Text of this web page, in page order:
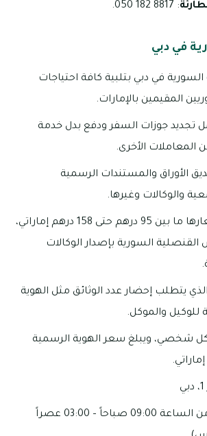
: 8817 182 050.
في دبي
في دبي بتلبية كافة احتياجات
المقيمين بالإمارات.
تجديد جوزات السفر ودفع بدل خدمة
المعاملات الأخرى.
الأوراق والمستندات الرسمية
والوكالات وغيرها.
حيث تتراوح أسعارها ما بين 95 درهم حتى 158 درهم إماراتي،
السورية بإصدار الوكالات
يتطلب إحضار عدد الوثائق مثل الهوية
للوكيل والموكل.
شخصي، ويبلغ سعر الهوية الرسمية
: من الساعة 09:00 صباحاً – 03:00 عصراً